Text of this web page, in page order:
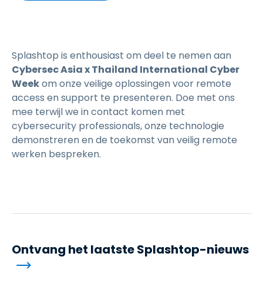
Splashtop is enthousiast om deel te nemen aan
Cybersec Asia x Thailand International Cyber
Weekom onze veilige oplossingen voor remote
access en support te presenteren. Doe met ons
mee terwijl we in contact komen met
cybersecurity professionals, onze technologie
demonstreren en de toekomst van veilig remote
werken bespreken.
Ontvang het laatste Splashtop-nieuws